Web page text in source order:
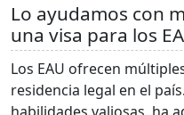
Lo ayudamos con
una visa para los
Los EAU ofrecen
residencia legal en el